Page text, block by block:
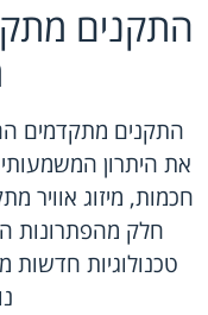
התקנים
התקנים מתקדמים
את היתרון
חכמות, מיזוג אוויר
חלק מהפתרונות
טכנולוגיות